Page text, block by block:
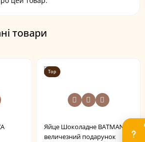
товари
Top
Яйце Шоколадне BATMAN
величезний подарунок